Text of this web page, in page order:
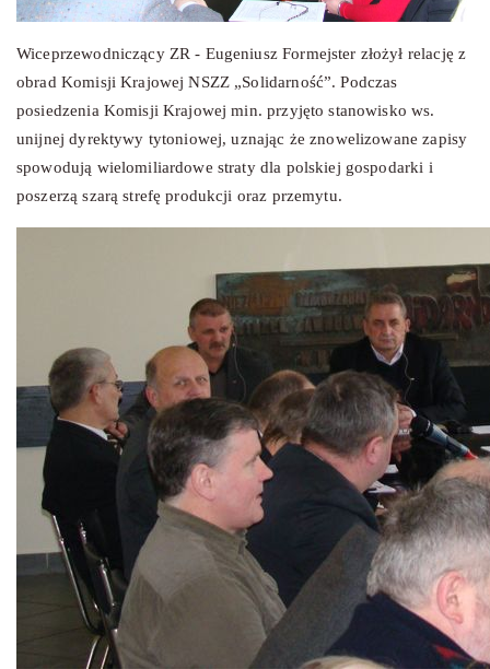
Wiceprzewodniczący ZR - Eugeniusz Formejster złożył relację z
obrad Komisji Krajowej NSZZ „Solidarność”. Podczas
posiedzenia Komisji Krajowej min. przyjęto stanowisko ws.
unijnej dyrektywy tytoniowej, uznając że znowelizowane zapisy
spowodują wielomiliardowe straty dla polskiej gospodarki i
poszerzą szarą strefę produkcji oraz przemytu.